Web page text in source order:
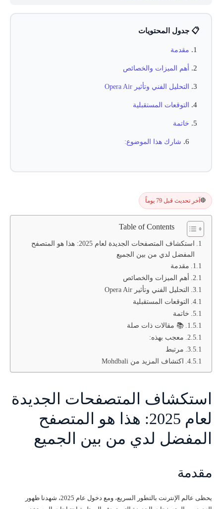
📋 جدول المحتويات
مقدمة
أهم الميزات والخصائص
التحليل الفني وتأثير Opera Air
التوقعات المستقبلية
خاتمة
شارك هذا الموضوع:
🔴آخر تحديث قبل 79 يوماً
Table of Contents
استكشاف المتصفحات الجديدة لعام 2025: هذا هو المتصفح
المفضل لدي من بين الجميع
مقدمة
أهم الميزات والخصائص
التحليل الفني وتأثير Opera Air
التوقعات المستقبلية
خاتمة
📚 مقالات ذات صلة
معجب بهذه:
مرتبط
اكتشاف المزيد من Mohdbali
استكشاف المتصفحات الجديدة
لعام 2025: هذا هو المتصفح
المفضل لدي من بين الجميع
مقدمة
يحظى عالم الإنترنت بالتطور السريع، ومع دخول عام 2025، شهدنا ظهور